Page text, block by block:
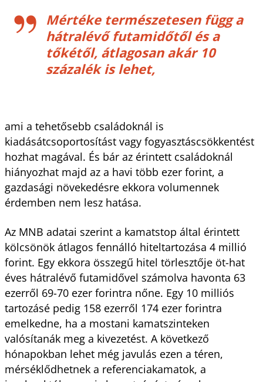
Mértéke természetesen függ a
hátralévő futamidőtől és a
tőkétől, átlagosan akár 10
százalék is lehet,
ami a tehetősebb családoknál is
kiadásátcsoportosítást vagy fogyasztáscsökkentést
hozhat magával. És bár az érintett családoknál
hiányozhat majd az a havi több ezer forint, a
gazdasági növekedésre ekkora volumennek
érdemben nem lesz hatása.
Az MNB adatai szerint a kamatstop által érintett
kölcsönök átlagos fennálló hiteltartozása 4 millió
forint. Egy ekkora összegű hitel törlesztője öt-hat
éves hátralévő futamidővel számolva havonta 63
ezerről 69-70 ezer forintra nőne. Egy 10 milliós
tartozásé pedig 158 ezerről 174 ezer forintra
emelkedne, ha a mostani kamatszinteken
valósítanák meg a kivezetést. A következő
hónapokban lehet még javulás ezen a téren,
mérséklődhetnek a referenciakamatok, a